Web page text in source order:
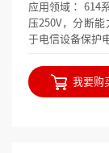
应用领域： 614
压250V，分断
于电信设备保护
我要购